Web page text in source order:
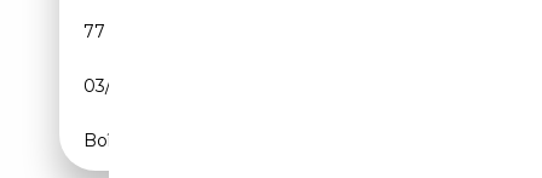
77 000 km
03/1958
Boîte manuelle